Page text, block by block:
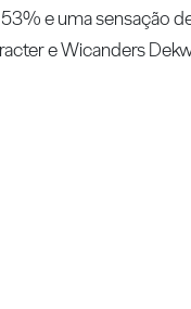
e uma sensação
e Wicanders